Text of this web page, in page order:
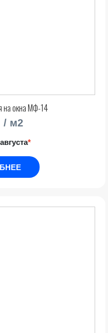
на окна МФ-14
/ м2
*